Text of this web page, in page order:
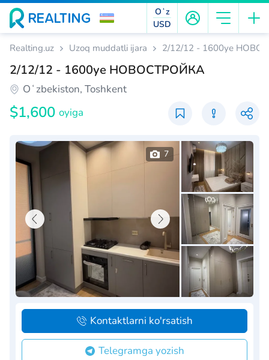
Oʻz
USD
Realting.uz Uzoq muddatli ijara 2/12/12 - 1600уе
2/12/12 - 1600уе НОВОСТРОЙКА
Oʻzbekiston, Toshkent
$1,600 oyiga
7
Telegramga yozish
Kontaktlarni ko'rsatish